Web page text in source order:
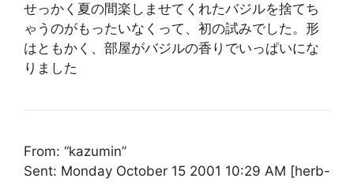
せっかく夏の間楽しませてくれたバジルを捨てち
ゃうのがもったいなくって、初の試みでした。形
はともかく、部屋がバジルの香りでいっぱいにな
りました
From: “kazumin”
Sent: Monday October 15 2001 10:29 AM [herb-